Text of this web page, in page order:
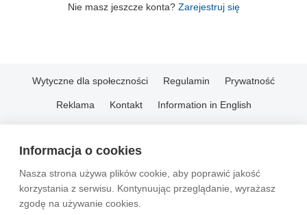
Informacja o cookies
Nasza strona używa plików cookie, aby poprawić jakość
korzystania z serwisu. Kontynuując przeglądanie, wyrażasz
zgodę na używanie cookies.
Nie masz jeszcze konta? Zarejestruj się
Wytyczne dla społeczności Regulamin Prywatność
Reklama Kontakt Information in English